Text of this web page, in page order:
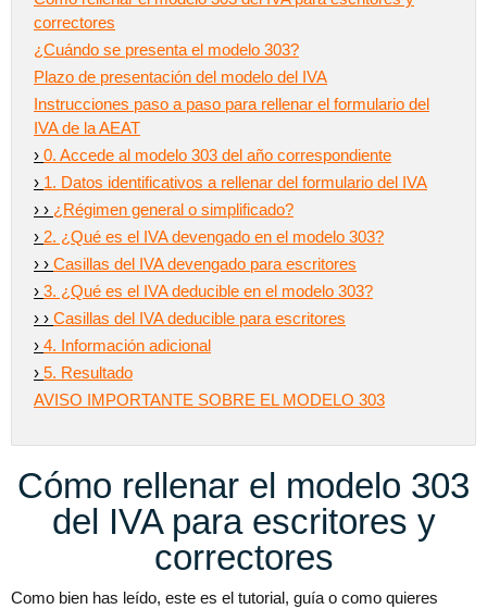
correctores
¿Cuándo se presenta el modelo 303?
Plazo de presentación del modelo del IVA
Instrucciones paso a paso para rellenar el formulario del
IVA de la AEAT
› 0. Accede al modelo 303 del año correspondiente
› 1. Datos identificativos a rellenar del formulario del IVA
› › ¿Régimen general o simplificado?
› 2. ¿Qué es el IVA devengado en el modelo 303?
› › Casillas del IVA devengado para escritores
› 3. ¿Qué es el IVA deducible en el modelo 303?
› › Casillas del IVA deducible para escritores
› 4. Información adicional
› 5. Resultado
AVISO IMPORTANTE SOBRE EL MODELO 303
Cómo rellenar el modelo 303
del IVA para escritores y
correctores
Como bien has leído, este es el tutorial, guía o como quieres